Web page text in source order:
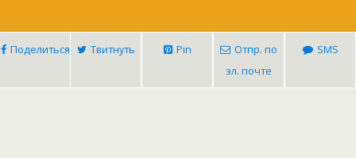
Поделиться Твитнуть Pin
Отпр. по
эл. почте
SMS